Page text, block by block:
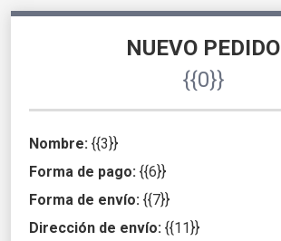
NUEVO PEDIDO
{{0}}
Nombre: {{3}}
Forma de pago: {{6}}
Forma de envío: {{7}}
Dirección de envío: {{11}}